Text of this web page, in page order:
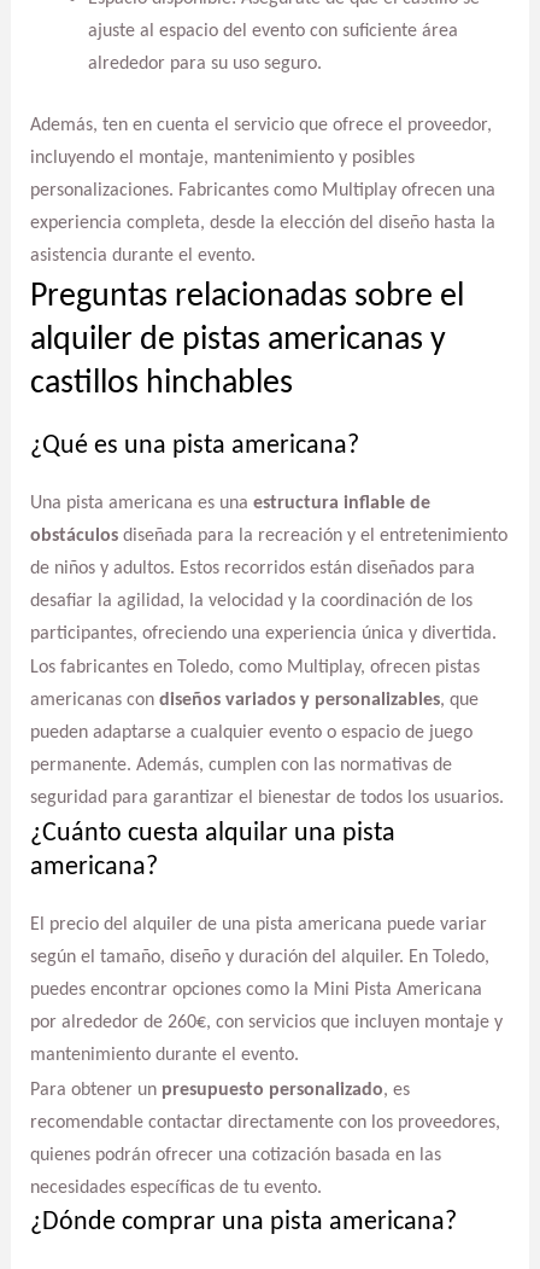
ajuste al espacio del evento con suficiente área
alrededor para su uso seguro.
Además, ten en cuenta el servicio que ofrece el proveedor,
incluyendo el montaje, mantenimiento y posibles
personalizaciones. Fabricantes como Multiplay ofrecen una
experiencia completa, desde la elección del diseño hasta la
asistencia durante el evento.
Preguntas relacionadas sobre el
alquiler de pistas americanas y
castillos hinchables
¿Qué es una pista americana?
Una pista americana es una estructura inflable de
obstáculosdiseñada para la recreación y el entretenimiento
de niños y adultos. Estos recorridos están diseñados para
desafiar la agilidad, la velocidad y la coordinación de los
participantes, ofreciendo una experiencia única y divertida.
Los fabricantes en Toledo, como Multiplay, ofrecen pistas
americanas con diseños variados y personalizables, que
pueden adaptarse a cualquier evento o espacio de juego
permanente. Además, cumplen con las normativas de
seguridad para garantizar el bienestar de todos los usuarios.
¿Cuánto cuesta alquilar una pista
americana?
El precio del alquiler de una pista americana puede variar
según el tamaño, diseño y duración del alquiler. En Toledo,
puedes encontrar opciones como la Mini Pista Americana
por alrededor de 260€, con servicios que incluyen montaje y
mantenimiento durante el evento.
Para obtener un presupuesto personalizado, es
recomendable contactar directamente con los proveedores,
quienes podrán ofrecer una cotización basada en las
necesidades específicas de tu evento.
¿Dónde comprar una pista americana?